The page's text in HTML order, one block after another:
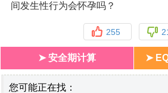
间发生性行为会怀孕吗？
255
➤ 安全期计算 ➤
您可能正在找：